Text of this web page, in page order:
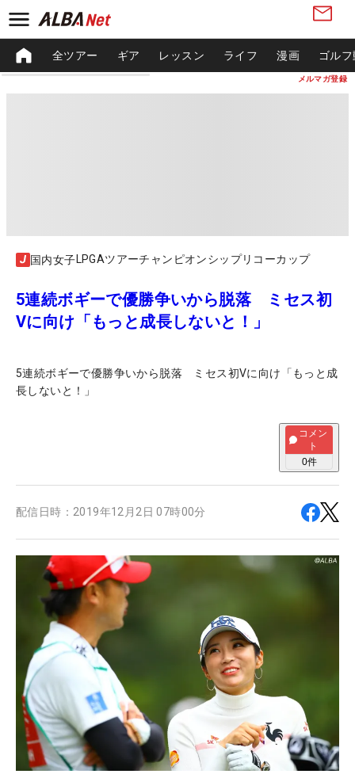
メルマガ登録
全ツアー ギア レッスン ライフ 漫画 ゴル
国内女子LPGAツアーチャンピオンシップリコーカップ
5連続ボギーで優勝争いから脱落 ミセス初
Vに向け「もっと成長しないと！」
5連続ボギーで優勝争いから脱落 ミセス初Vに向け「もっと成
長しないと！」
コメン
ト
0件
配信日時： 2019年12月2日 07時00分